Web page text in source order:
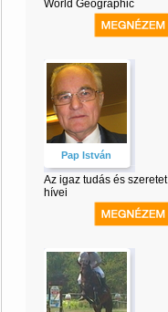
World Geographic
Pap István
Az igaz tudás és szeretet
hívei